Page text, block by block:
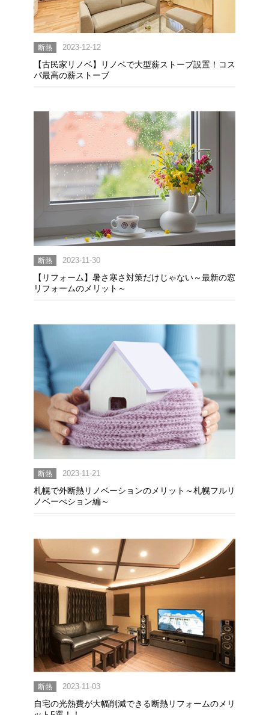
断熱 2023-12-12
【古民家リノベ】リノベで大型薪ストーブ設置！コス
パ最高の薪ストーブ
断熱 2023-11-30
【リフォーム】暑さ寒さ対策だけじゃない～最新の窓
リフォームのメリット～
断熱 2023-11-21
札幌で外断熱リノベーションのメリット～札幌フルリ
ノベーべション編～
断熱 2023-11-03
自宅の光熱費が大幅削減できる断熱リフォームのメリ